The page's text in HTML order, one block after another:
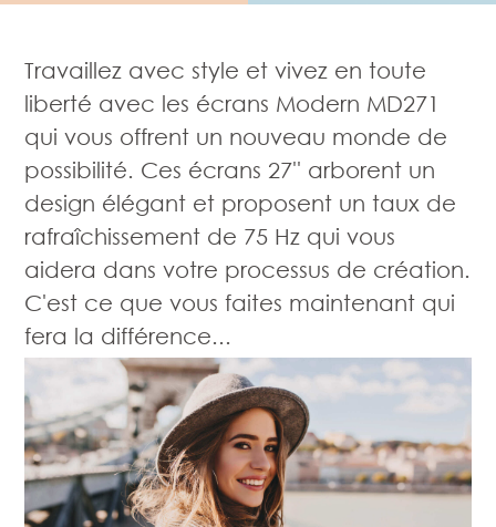
Travaillez avec style et vivez en toute
liberté avec les écrans Modern MD271
qui vous offrent un nouveau monde de
possibilité. Ces écrans 27'' arborent un
design élégant et proposent un taux de
rafraîchissement de 75 Hz qui vous
aidera dans votre processus de création.
C'est ce que vous faites maintenant qui
fera la différence...